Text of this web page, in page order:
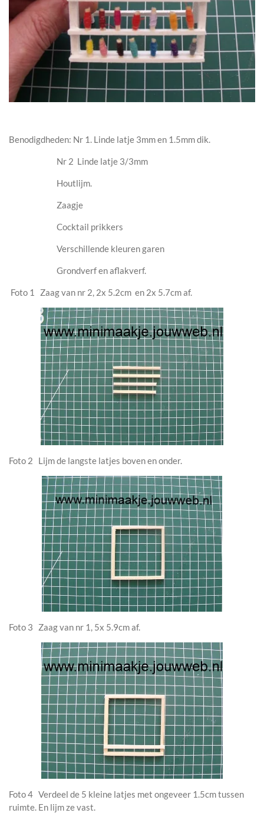
Benodigdheden: Nr 1. Linde latje 3mm en 1.5mm dik.
Nr 2 Linde latje 3/3mm
Houtlijm.
Zaagje
Cocktail prikkers
Verschillende kleuren garen
Grondverf en aflakverf.
Foto 1 Zaag van nr 2, 2x 5.2cm en 2x 5.7cm af.
Foto 2 Lijm de langste latjes boven en onder.
Foto 3 Zaag van nr 1, 5x 5.9cm af.
Foto 4 Verdeel de 5 kleine latjes met ongeveer 1.5cm tussen
ruimte. En lijm ze vast.